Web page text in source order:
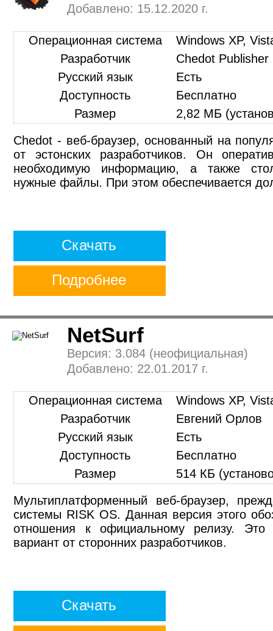
Добавлено: 15.12.2020 г.
Chedot - веб-браузер, основанный на
от эстонских разработчиков. Он
необходимую информацию, а также
нужные файлы. При этом обеспечивается
Операционная система
Windows XP,
Разработчик
Chedot Publisher
Русский язык
Есть
Доступность
Бесплатно
Размер
2,82 МБ
Скачать
Подробнее
Версия: 3.084 (неофициальная)
Добавлено: 22.01.2017 г.
NetSurf
Мультиплатформенный веб-браузер,
системы RISK OS. Данная версия этого
отношения к официальному релизу. Это
вариант от сторонних разработчиков.
Операционная система
Windows XP,
Разработчик
Евгений Орлов
Русский язык
Есть
Доступность
Бесплатно
Размер
514 КБ
Скачать